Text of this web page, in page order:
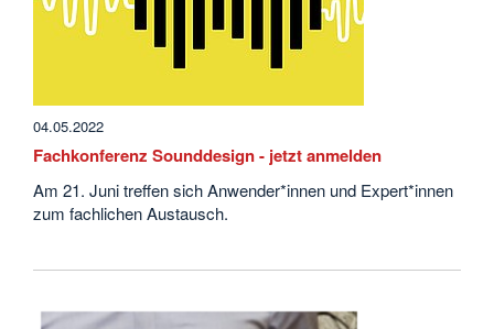
04.05.2022
Fachkonferenz Sounddesign - jetzt anmelden
Am 21. Juni treffen sich Anwender*innen und Expert*innen
zum fachlichen Austausch.